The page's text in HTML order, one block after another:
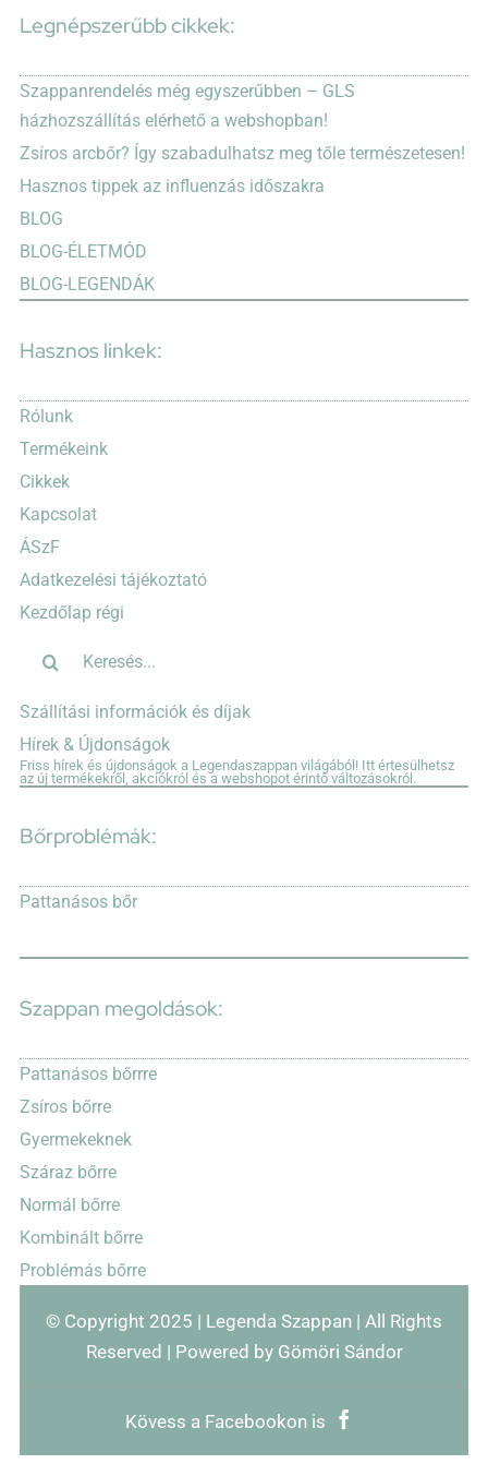
Legnépszerűbb cikkek:
Szappanrendelés még egyszerűbben – GLS
házhozszállítás elérhető a webshopban!
Zsíros arcbőr? Így szabadulhatsz meg tőle természetesen!
Hasznos tippek az influenzás időszakra
BLOG
BLOG-ÉLETMÓD
BLOG-LEGENDÁK
Hasznos linkek:
Rólunk
Termékeink
Cikkek
Kapcsolat
ÁSzF
Adatkezelési tájékoztató
Kezdőlap régi
Szállítási információk és díjak
Hírek & Újdonságok
Friss hírek és újdonságok a Legendaszappan világából! Itt értesülhetsz
az új termékekről, akciókról és a webshopot érintő változásokról.
Bőrproblémák:
Pattanásos bőr
Szappan megoldások:
Pattanásos bőrrre
Zsíros bőrre
Gyermekeknek
Száraz bőrre
Normál bőrre
Kombinált bőrre
Problémás bőrre
© Copyright 2025 | Legenda Szappan | All Rights
Reserved | Powered by Gömöri Sándor
Kövess a Facebookon is